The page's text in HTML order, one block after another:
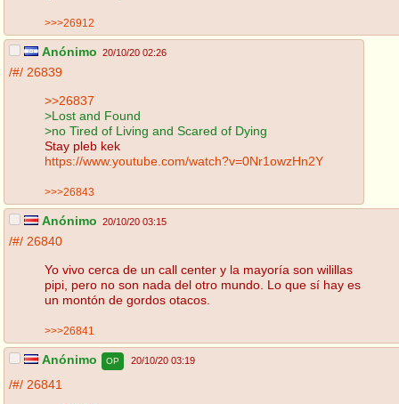
>>>26912
Anónimo 20/10/20 02:26
/#/ 26839
>>26837
>Lost and Found
>no Tired of Living and Scared of Dying
Stay pleb kek
https://www.youtube.com/watch?v=0Nr1owzHn2Y
>>>26843
Anónimo 20/10/20 03:15
/#/ 26840
Yo vivo cerca de un call center y la mayoría son wilillas
pipi, pero no son nada del otro mundo. Lo que sí hay es
un montón de gordos otacos.
>>>26841
Anónimo OP 20/10/20 03:19
/#/ 26841